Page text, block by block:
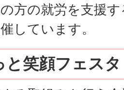
方の就労を支援
しています。
と笑顔フェスタ